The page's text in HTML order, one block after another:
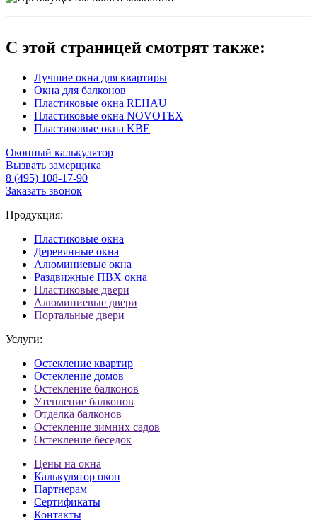
С этой страницей смотрят также:
Лучшие окна для квартиры
Окна для балконов
Пластиковые окна REHAU
Пластиковые окна NOVOTEX
Пластиковые окна KBE
Оконный калькулятор
Вызвать замерщика
8 (495) 108-17-90
Заказать звонок
Продукция:
Пластиковые окна
Деревянные окна
Алюминиевые окна
Раздвижные ПВХ окна
Пластиковые двери
Алюминиевые двери
Портальные двери
Услуги:
Остекление квартир
Остекление домов
Остекление балконов
Утепление балконов
Отделка балконов
Остекление зимних садов
Остекление беседок
Цены на окна
Калькулятор окон
Партнерам
Сертификаты
Контакты